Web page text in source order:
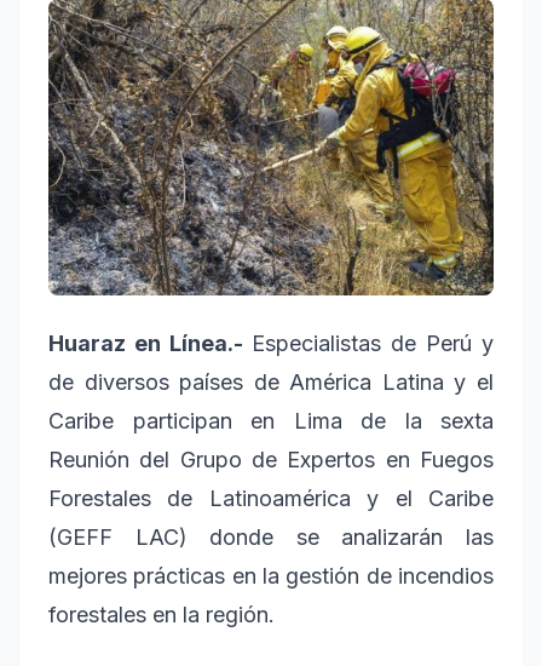
Huaraz en Línea.- Especialistas de Perú y
de diversos países de América Latina y el
Caribe participan en Lima de la sexta
Reunión del Grupo de Expertos en Fuegos
Forestales de Latinoamérica y el Caribe
(GEFF LAC) donde se analizarán las
mejores prácticas en la gestión de incendios
forestales en la región.